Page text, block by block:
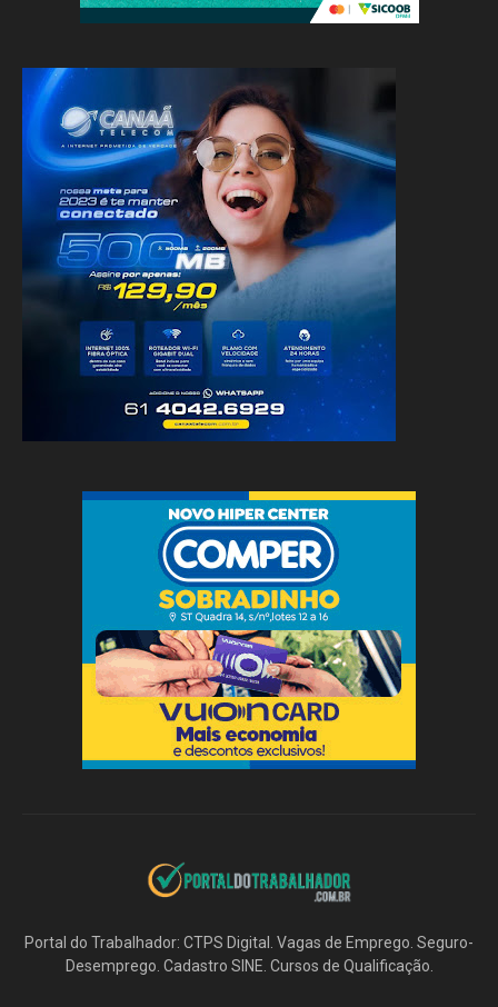
Portal do Trabalhador: CTPS Digital. Vagas de Emprego. Seguro-
Desemprego. Cadastro SINE. Cursos de Qualificação.